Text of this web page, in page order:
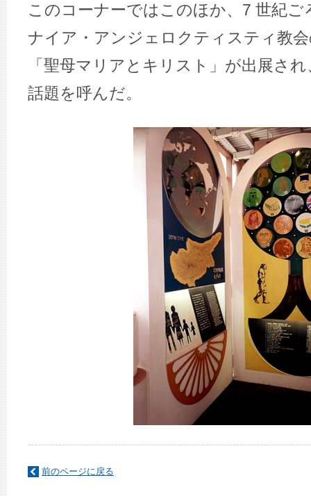
このコーナーではこのほか、7 世紀
ナイア・アンジェロクティスティ教
「聖母マリアとキリスト」が出展さ
話題を呼んだ。
前のページに戻る